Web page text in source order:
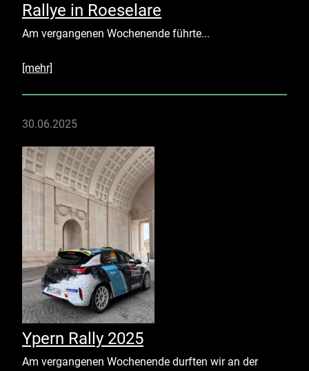
Rallye in Roeselare
Am vergangenen Wochenende führte...
[mehr]
30.06.2025
Ypern Rally 2025
Am vergangenen Wochenende durften wir an der